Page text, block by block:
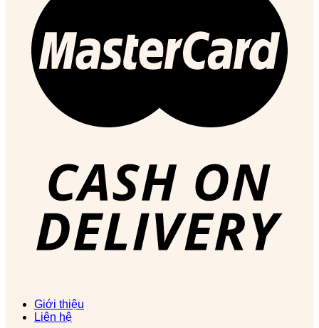
Giới thiệu
Liên hệ